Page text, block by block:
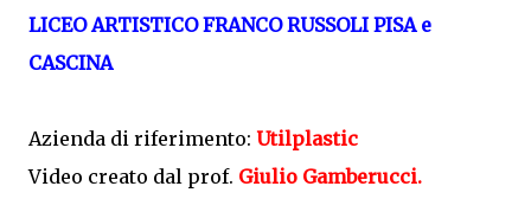
LICEO ARTISTICO FRANCO RUSSOLI PISA e
CASCINA
Azienda di riferimento: Utilplastic
Video creato dal prof. Giulio Gamberucci.